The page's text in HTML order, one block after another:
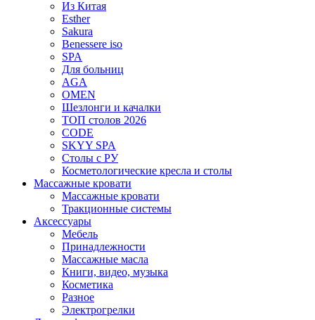
Из Китая
Esther
Sakura
Benessere iso
SPA
Для больниц
AGA
OMEN
Шезлонги и качалки
ТОП столов 2026
CODE
SKYY SPA
Столы с РУ
Косметологические кресла и столы
Массажные кровати
Массажные кровати
Тракционные системы
Аксессуары
Мебель
Принадлежности
Массажные масла
Книги, видео, музыка
Косметика
Разное
Электрогрелки